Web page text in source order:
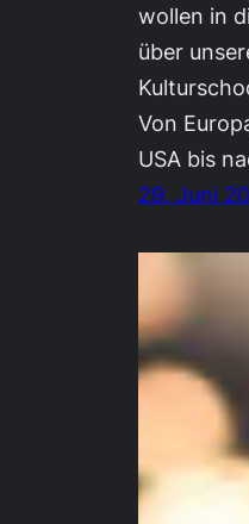
wollen in
über
Von
USA bis
29. Juni